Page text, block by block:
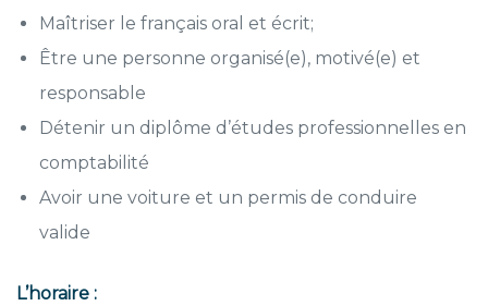
Maîtriser le français oral et écrit;
Être une personne organisé(e), motivé(e) et
responsable
Détenir un diplôme d’études professionnelles en
comptabilité
Avoir une voiture et un permis de conduire
valide
L’horaire :